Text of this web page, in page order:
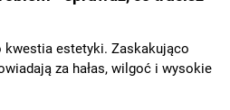
estetyki. Zaskakująco
za hałas, wilgoć i wysokie